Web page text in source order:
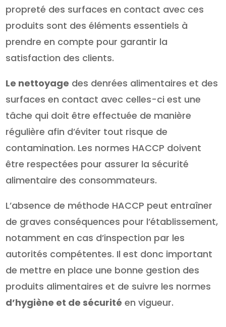
propreté des surfaces en contact avec ces
produits sont des éléments essentiels à
prendre en compte pour garantir la
satisfaction des clients.
Le nettoyage des denrées alimentaires et des
surfaces en contact avec celles-ci est une
tâche qui doit être effectuée de manière
régulière afin d’éviter tout risque de
contamination. Les normes HACCP doivent
être respectées pour assurer la sécurité
alimentaire des consommateurs.
L’absence de méthode HACCP peut entraîner
de graves conséquences pour l’établissement,
notamment en cas d’inspection par les
autorités compétentes. Il est donc important
de mettre en place une bonne gestion des
produits alimentaires et de suivre les normes
d’hygiène et de sécurité en vigueur.